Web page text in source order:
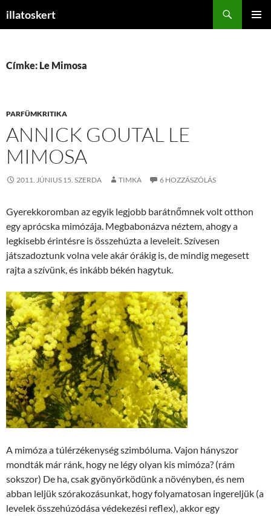
illatoskert
Címke: Le Mimosa
PARFÜMKRITIKA
ANNICK GOUTAL LE
MIMOSA
2011. JÚNIUS 15. SZERDA TIMKA 6 HOZZÁSZÓLÁS
Gyerekkoromban az egyik legjobb barátnőmnek volt otthon
egy aprócska mimózája. Megbabonázva néztem, ahogy a
legkisebb érintésre is összehúzta a leveleit. Szívesen
játszadoztunk volna vele akár órákig is, de mindig megesett
rajta a szívünk, és inkább békén hagytuk.
A mimóza a túlérzékenység szimbóluma. Vajon hányszor
mondták már ránk, hogy ne légy olyan kis mimóza? (rám
sokszor) De ha, csak gyönyörködünk a növényben, és nem
abban leljük szórakozásunkat, hogy folyamatosan ingereljük (a
levelek összehúzódása védekezési reflex), akkor egy